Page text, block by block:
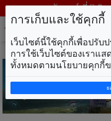
วันศุกร์ ที่ 7 สิ
การเก็บและใช้คุกกี้
เว็บไซต์นี้ใช้คุกกี้เพื่อปรับ
การใช้เว็บไซต์ของเราแ
ทั้งหมดตามนโยบายคุกกี้ข
ย